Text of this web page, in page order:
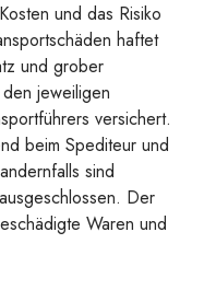
und das Risiko
haftet
und grober
jeweiligen
versichert.
beim Spediteur und
sind
Der
Waren und